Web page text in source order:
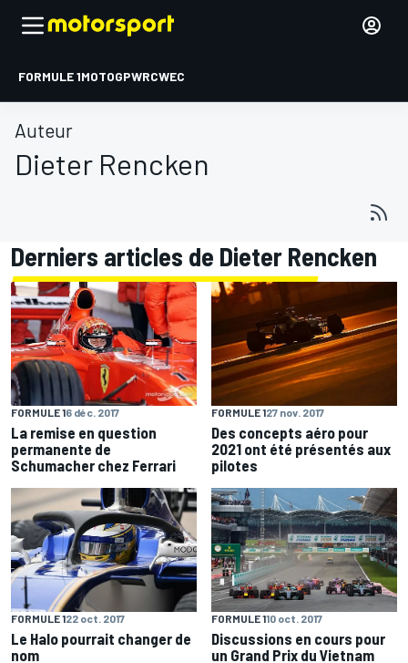
FORMULE 1MOTOGPWRCWEC
Auteur
Dieter Rencken
Derniers articles de Dieter Rencken
FORMULE 16 déc. 2017
La remise en question
permanente de
Schumacher chez Ferrari
FORMULE 127 nov. 2017
Des concepts aéro pour
2021 ont été présentés aux
pilotes
FORMULE 122 oct. 2017
Le Halo pourrait changer de
nom
FORMULE 110 oct. 2017
Discussions en cours pour
un Grand Prix du Vietnam